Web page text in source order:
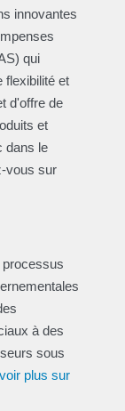
innovantes
qui
flexibilité et
d'offre de
et
dans le
vous sur
processus
à des
sous
plus sur